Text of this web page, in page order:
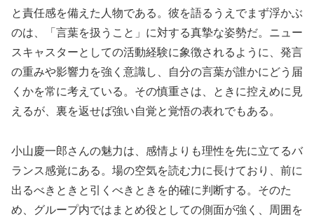
と責任感を備えた人物である。彼を語るうえでまず浮かぶ
のは、「言葉を扱うこと」に対する真摯な姿勢だ。ニュー
スキャスターとしての活動経験に象徴されるように、発言
の重みや影響力を強く意識し、自分の言葉が誰かにどう届
くかを常に考えている。その慎重さは、ときに控えめに見
えるが、裏を返せば強い自覚と覚悟の表れでもある。
小山慶一郎さんの魅力は、感情よりも理性を先に立てるバ
ランス感覚にある。場の空気を読む力に長けており、前に
出るべきときと引くべきときを的確に判断する。そのた
め、グループ内ではまとめ役としての側面が強く、周囲を